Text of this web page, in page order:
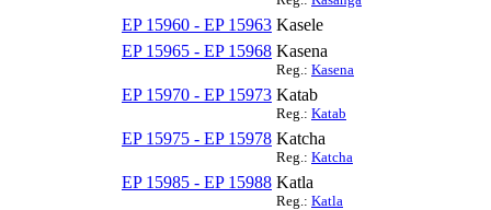
EP 15960 - EP 15963 Kasele
EP 15965 - EP 15968 Kasena
Reg.: Kasena
EP 15970 - EP 15973 Katab
Reg.: Katab
EP 15975 - EP 15978 Katcha
Reg.: Katcha
EP 15985 - EP 15988 Katla
Reg.: Katla